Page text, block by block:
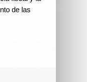
de las